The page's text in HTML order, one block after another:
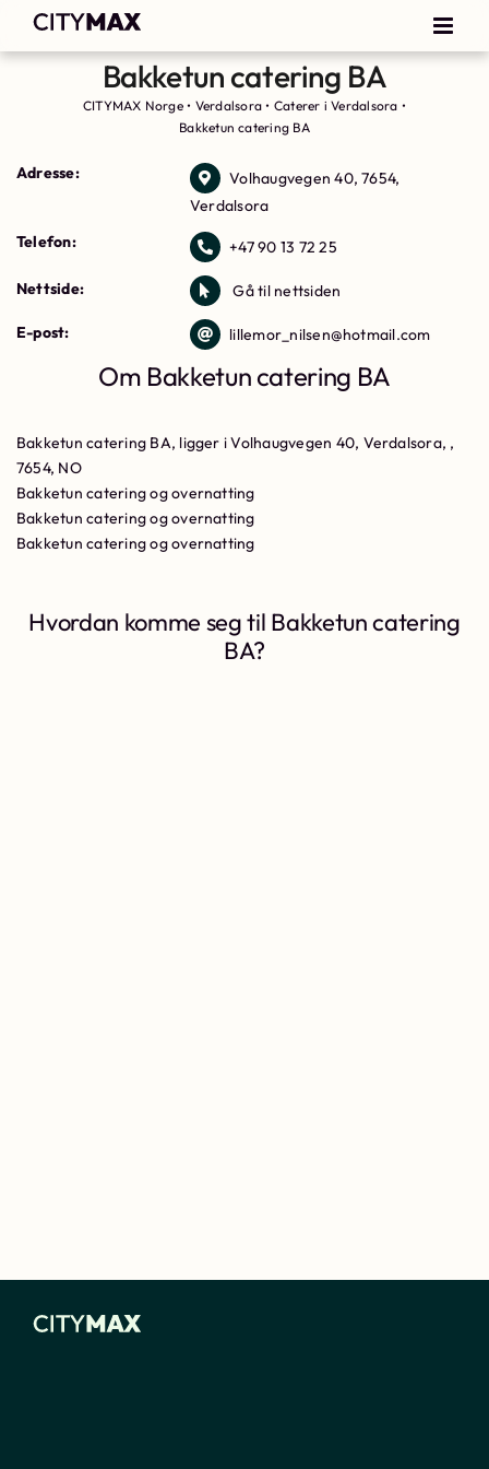
Bakketun catering BA
CITYMAX Norge• Verdalsora • Caterer i Verdalsora •
Bakketun catering BA
Adresse:
Volhaugvegen 40, 7654,
Verdalsora
Telefon:
+47 90 13 72 25
Nettside: Gå til nettsiden
E-post: lillemor_nilsen@hotmail.com
Om Bakketun catering BA
Bakketun catering BA, ligger i Volhaugvegen 40, Verdalsora, ,
7654, NO
Bakketun catering og overnatting
Bakketun catering og overnatting
Bakketun catering og overnatting
Hvordan komme seg til Bakketun catering
BA?